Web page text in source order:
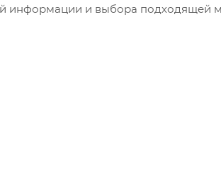
информации и выбора подходящей